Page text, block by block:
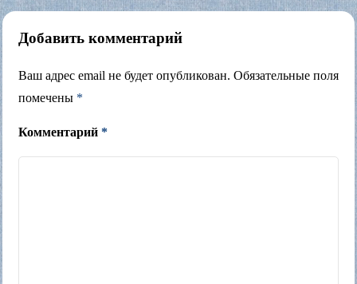
Добавить комментарий
Ваш адрес email не будет опубликован. Обязательные поля
помечены *
Комментарий *